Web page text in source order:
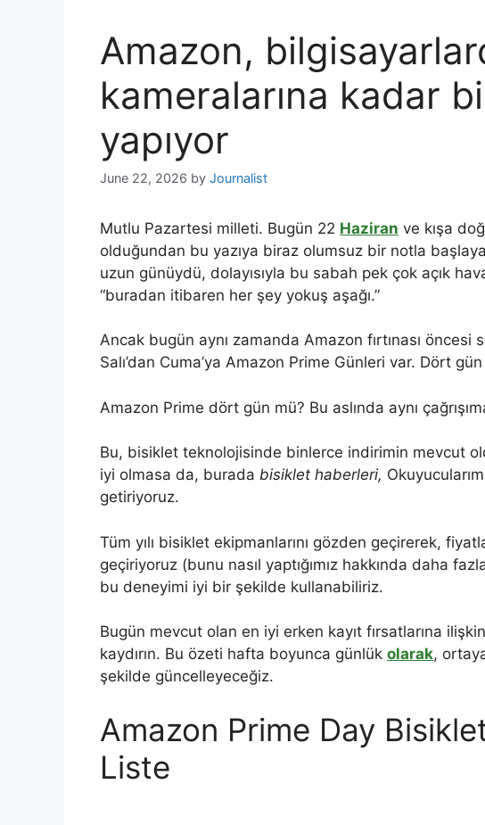
Amazon,
kameralarına kadar
yapıyor
June 22, 2026 by Journalist
Mutlu Pazartesi milleti. Bugün 22 Haziran ve kışa
olduğundan bu yazıya biraz olumsuz bir notla
uzun günüydü, dolayısıyla bu sabah pek çok açık
“buradan itibaren her şey yokuş aşağı.”
Ancak bugün aynı zamanda Amazon fırtınası
Salı’dan Cuma’ya Amazon Prime Günleri var. Dört
Amazon Prime dört gün mü? Bu aslında aynı
Bu, bisiklet teknolojisinde binlerce indirimin mevcut
iyi olmasa da, burada bisiklet haberleri,
getiriyoruz.
Tüm yılı bisiklet ekipmanlarını gözden geçirerek,
geçiriyoruz (bunu nasıl yaptığımız hakkında daha
bu deneyimi iyi bir şekilde kullanabiliriz.
Bugün mevcut olan en iyi erken kayıt fırsatlarına
kaydırın. Bu özeti hafta boyunca günlük olarak,
şekilde güncelleyeceğiz.
Amazon Prime Day Bisiklet
Liste